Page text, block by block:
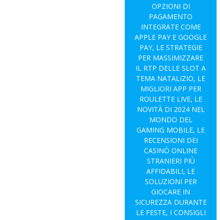
OPZIONI DI
PAGAMENTO
INTEGRATE COME
APPLE PAY E GOOGLE
PAY, LE STRATEGIE
PER MASSIMIZZARE
IL RTP DELLE SLOT A
TEMA NATALIZIO, LE
MIGLIORI APP PER
ROULETTE LIVE, LE
NOVITÀ DI 2024 NEL
MONDO DEL
GAMING MOBILE, LE
RECENSIONI DEI
CASINÒ ONLINE
STRANIERI PIÙ
AFFIDABILI, LE
SOLUZIONI PER
GIOCARE IN
SICUREZZA DURANTE
LE FESTE, I CONSIGLI